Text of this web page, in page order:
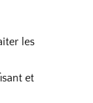
les
et